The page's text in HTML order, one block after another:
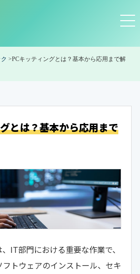
>PCキッティングとは？基本から応用まで解
とは？基本から応用まで
IT部門における重要な作業で、
フトウェアのインストール、セキ